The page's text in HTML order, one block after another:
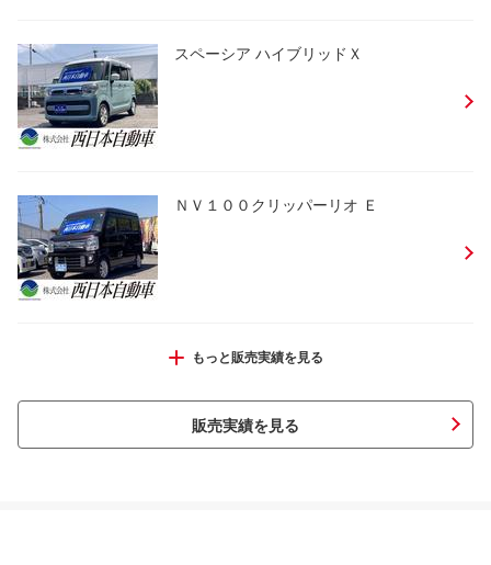
スペーシア ハイブリッドＸ
ＮＶ１００クリッパーリオ Ｅ
Ｎ－ＢＯＸ Ｇ・Ｌホンダセンシング
もっと販売実績を見る
販売実績を見る